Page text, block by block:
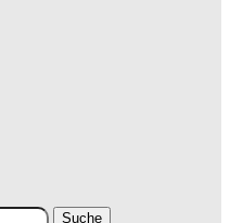
Suche